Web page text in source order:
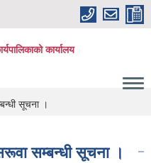
कार्यालय
सूचना ।
सम्बन्धी सूचना ।